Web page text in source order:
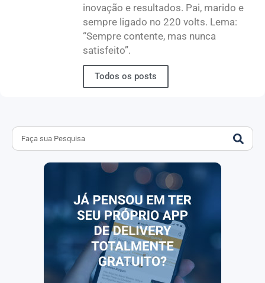
inovação e resultados. Pai, marido e
sempre ligado no 220 volts. Lema:
“Sempre contente, mas nunca
satisfeito”.
Todos os posts